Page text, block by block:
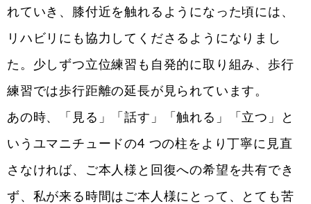
れていき、膝付近を触れるようになった頃には、
リハビリにも協力してくださるようになりまし
た。少しずつ立位練習も自発的に取り組み、歩行
練習では歩行距離の延長が見られています。
あの時、「見る」「話す」「触れる」「立つ」と
いうユマニチュードの4 つの柱をより丁寧に見直
さなければ、ご本人様と回復への希望を共有でき
ず、私が来る時間はご本人様にとって、とても苦